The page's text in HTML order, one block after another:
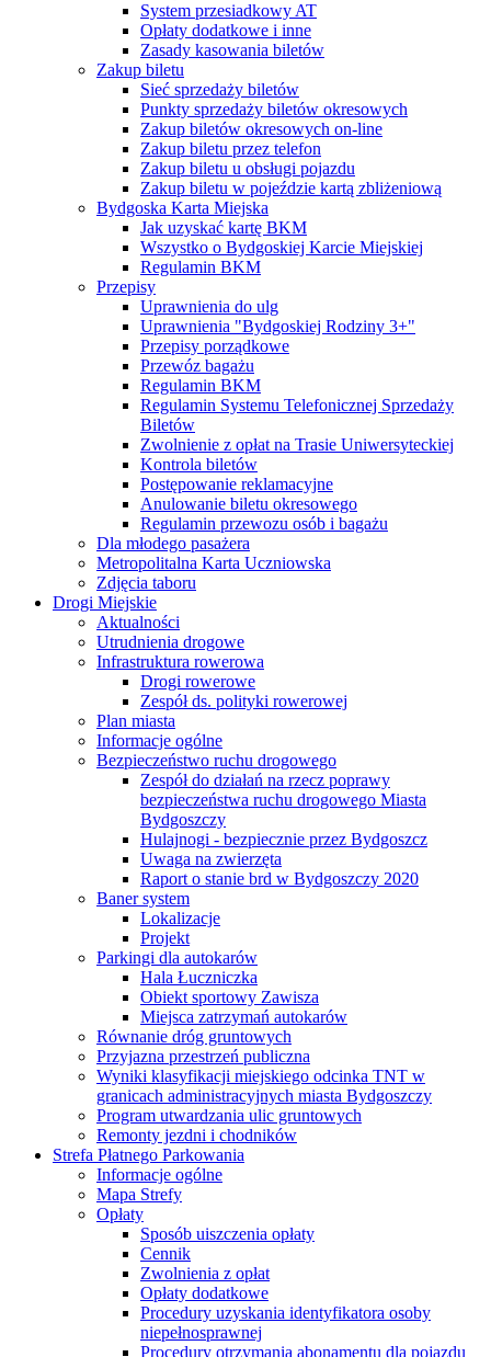
System przesiadkowy AT
Opłaty dodatkowe i inne
Zasady kasowania biletów
Zakup biletu
Sieć sprzedaży biletów
Punkty sprzedaży biletów okresowych
Zakup biletów okresowych on-line
Zakup biletu przez telefon
Zakup biletu u obsługi pojazdu
Zakup biletu w pojeździe kartą zbliżeniową
Bydgoska Karta Miejska
Jak uzyskać kartę BKM
Wszystko o Bydgoskiej Karcie Miejskiej
Regulamin BKM
Przepisy
Uprawnienia do ulg
Uprawnienia "Bydgoskiej Rodziny 3+"
Przepisy porządkowe
Przewóz bagażu
Regulamin BKM
Regulamin Systemu Telefonicznej Sprzedaży
Biletów
Zwolnienie z opłat na Trasie Uniwersyteckiej
Kontrola biletów
Postępowanie reklamacyjne
Anulowanie biletu okresowego
Regulamin przewozu osób i bagażu
Dla młodego pasażera
Metropolitalna Karta Uczniowska
Zdjęcia taboru
Drogi Miejskie
Aktualności
Utrudnienia drogowe
Infrastruktura rowerowa
Drogi rowerowe
Zespół ds. polityki rowerowej
Plan miasta
Informacje ogólne
Bezpieczeństwo ruchu drogowego
Zespół do działań na rzecz poprawy
bezpieczeństwa ruchu drogowego Miasta
Bydgoszczy
Hulajnogi - bezpiecznie przez Bydgoszcz
Uwaga na zwierzęta
Raport o stanie brd w Bydgoszczy 2020
Baner system
Lokalizacje
Projekt
Parkingi dla autokarów
Hala Łuczniczka
Obiekt sportowy Zawisza
Miejsca zatrzymań autokarów
Równanie dróg gruntowych
Przyjazna przestrzeń publiczna
Wyniki klasyfikacji miejskiego odcinka TNT w
granicach administracyjnych miasta Bydgoszczy
Program utwardzania ulic gruntowych
Remonty jezdni i chodników
Strefa Płatnego Parkowania
Informacje ogólne
Mapa Strefy
Opłaty
Sposób uiszczenia opłaty
Cennik
Zwolnienia z opłat
Opłaty dodatkowe
Procedury uzyskania identyfikatora osoby
niepełnosprawnej
Procedury otrzymania abonamentu dla pojazdu